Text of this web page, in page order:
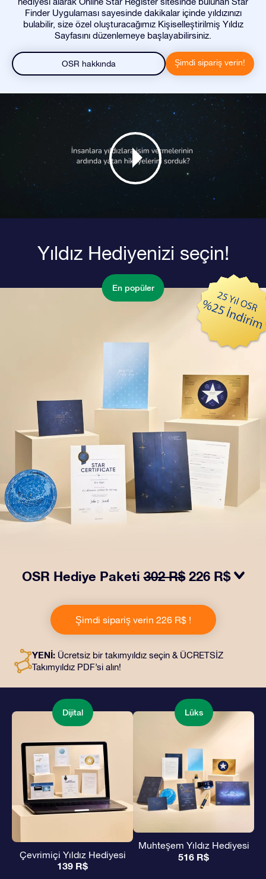
Finder Uygulaması sayesinde dakikalar içinde yıldızınızı
bulabilir, size özel oluşturacağımız Kişiselleştirilmiş Yıldız
Sayfasını düzenlemeye başlayabilirsiniz.
OSR hakkında Şimdi sipariş verin!
Yıldız Hediyenizi seçin!
En popüler
OSR Hediye Paketi302 R$ 226 R$
zarf içinde kişiye özel hazırlanan belgelerin seçtiğiniz
adrese teslimatı ile çevrimiçi belgeler ve uygulamalara
erişim imkanı bu pakete dahildir. Bu, arkadaşlarınıza ve
yoludur.
Şimdi sipariş verin 226 R$ !
YENİ: Ücretsiz bir takımyıldız seçin & ÜCRETSİZ
Takımyıldız PDF’si alın!
Dijital
Çevrimiçi Yıldız Hediyesi
139 R$
Lüks
Muhteşem Yıldız Hediyesi
516 R$